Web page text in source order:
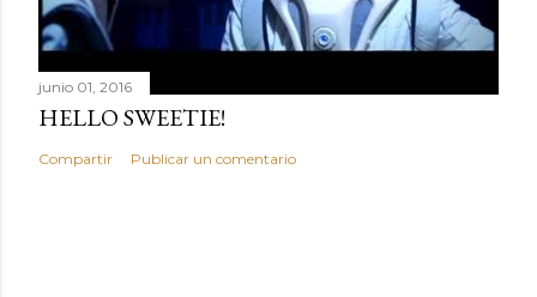
junio 01, 2016
HELLO SWEETIE!
Compartir Publicar un comentario